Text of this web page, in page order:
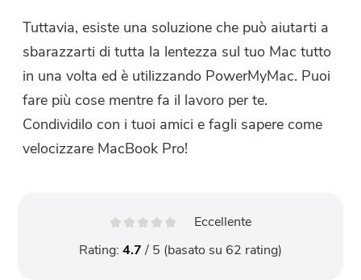
Tuttavia, esiste una soluzione che può aiutarti a
sbarazzarti di tutta la lentezza sul tuo Mac tutto
in una volta ed è utilizzando PowerMyMac. Puoi
fare più cose mentre fa il lavoro per te.
Condividilo con i tuoi amici e fagli sapere come
velocizzare MacBook Pro!
Eccellente
Rating: 4.7/ 5 (basato su 62 rating)